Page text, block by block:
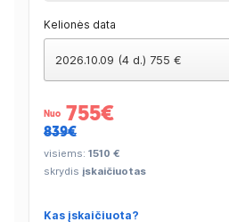
Kelionės data
2026.10.09 (4 d.) 755 €
Nuo 755€
839€
visiems: 1510 €
skrydis įskaičiuotas
Kas įskaičiuota?